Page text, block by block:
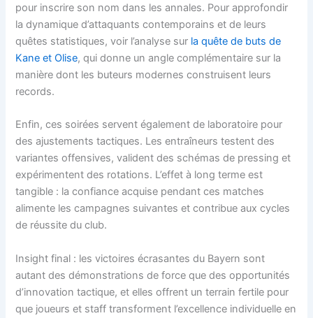
pour inscrire son nom dans les annales. Pour approfondir
la dynamique d’attaquants contemporains et de leurs
quêtes statistiques, voir l’analyse sur la quête de buts de
Kane et Olise, qui donne un angle complémentaire sur la
manière dont les buteurs modernes construisent leurs
records.
Enfin, ces soirées servent également de laboratoire pour
des ajustements tactiques. Les entraîneurs testent des
variantes offensives, valident des schémas de pressing et
expérimentent des rotations. L’effet à long terme est
tangible : la confiance acquise pendant ces matches
alimente les campagnes suivantes et contribue aux cycles
de réussite du club.
Insight final : les victoires écrasantes du Bayern sont
autant des démonstrations de force que des opportunités
d’innovation tactique, et elles offrent un terrain fertile pour
que joueurs et staff transforment l’excellence individuelle en